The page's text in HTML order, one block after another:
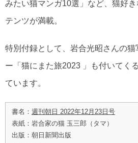
みたい猫マンガ10選」など、猫好
テンツが満載。
特別付録として、岩合光昭さんの
ー「猫にまた旅2023 」も付いてく
ています。
書名： 週刊朝日 2022年12月23日号
表紙：岩合家の猫 玉三郎（タマ）
出版：朝日新聞出版